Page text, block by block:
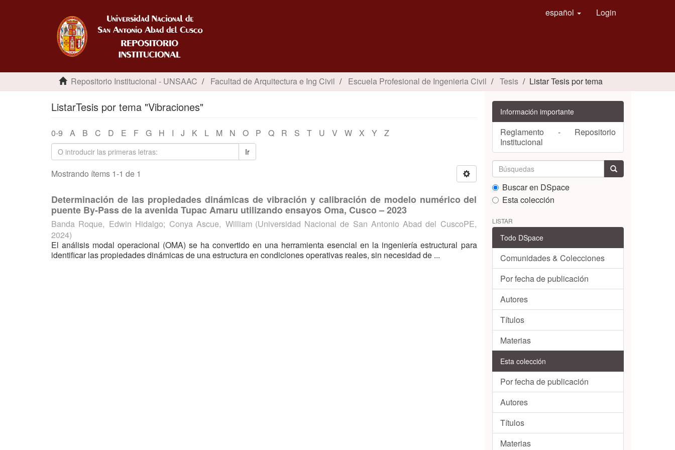
español Login
Repositorio Institucional - UNSAAC Facultad de Arquitectura e Ing Civil Escuela Profesional de Ingenieria Civil Tesis Listar Tesis por tema
ListarTesis por tema "Vibraciones"
0-9 A B C D E F G H I J K L M N O P Q R S T U V W X Y Z
Ir
Mostrando ítems 1-1 de 1
Determinación de las propiedades dinámicas de vibración y calibración de modelo numérico del
puente By-Pass de la avenida Tupac Amaru utilizando ensayos Oma, Cusco – 2023
Banda Roque, Edwin Hidalgo; Conya Ascue, William (Universidad Nacional de San Antonio Abad del CuscoPE,
2024)
El análisis modal operacional (OMA) se ha convertido en una herramienta esencial en la ingeniería estructural para
identificar las propiedades dinámicas de una estructura en condiciones operativas reales, sin necesidad de ...
Información importante
Reglamento - Repositorio
Institucional
Buscar en DSpace
Esta colección
LISTAR
Todo DSpace
Comunidades & Colecciones
Por fecha de publicación
Autores
Títulos
Materias
Esta colección
Por fecha de publicación
Autores
Títulos
Materias